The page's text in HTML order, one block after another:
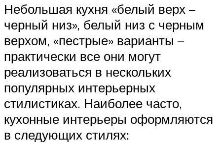
Небольшая кухня «белый верх –
черный низ», белый низ с черным
верхом, «пестрые» варианты –
практически все они могут
реализоваться в нескольких
популярных интерьерных
стилистиках. Наиболее часто,
кухонные интерьеры оформляются
в следующих стилях: